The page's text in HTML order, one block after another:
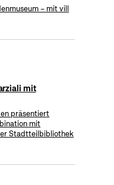
– mit vill
mit
präsentiert
mit
Stadtteilbibliothek